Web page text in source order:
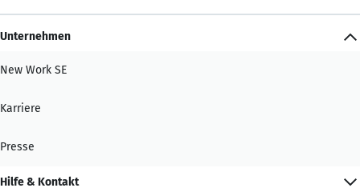
Unternehmen
New Work SE
Karriere
Presse
Hilfe & Kontakt